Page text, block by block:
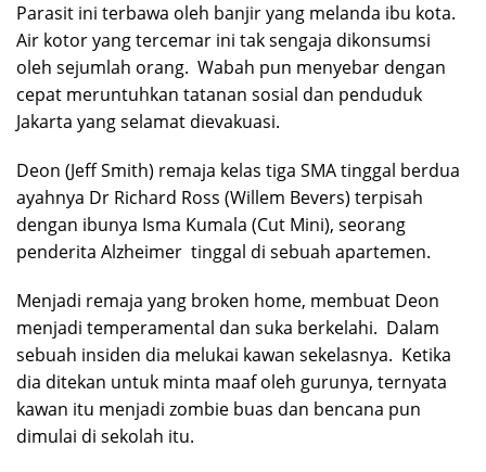
Parasit ini terbawa oleh banjir yang melanda ibu kota.
Air kotor yang tercemar ini tak sengaja dikonsumsi
oleh sejumlah orang. Wabah pun menyebar dengan
cepat meruntuhkan tatanan sosial dan penduduk
Jakarta yang selamat dievakuasi.
Deon (Jeff Smith) remaja kelas tiga SMA tinggal berdua
ayahnya Dr Richard Ross (Willem Bevers) terpisah
dengan ibunya Isma Kumala (Cut Mini), seorang
penderita Alzheimer tinggal di sebuah apartemen.
Menjadi remaja yang broken home, membuat Deon
menjadi temperamental dan suka berkelahi. Dalam
sebuah insiden dia melukai kawan sekelasnya. Ketika
dia ditekan untuk minta maaf oleh gurunya, ternyata
kawan itu menjadi zombie buas dan bencana pun
dimulai di sekolah itu.